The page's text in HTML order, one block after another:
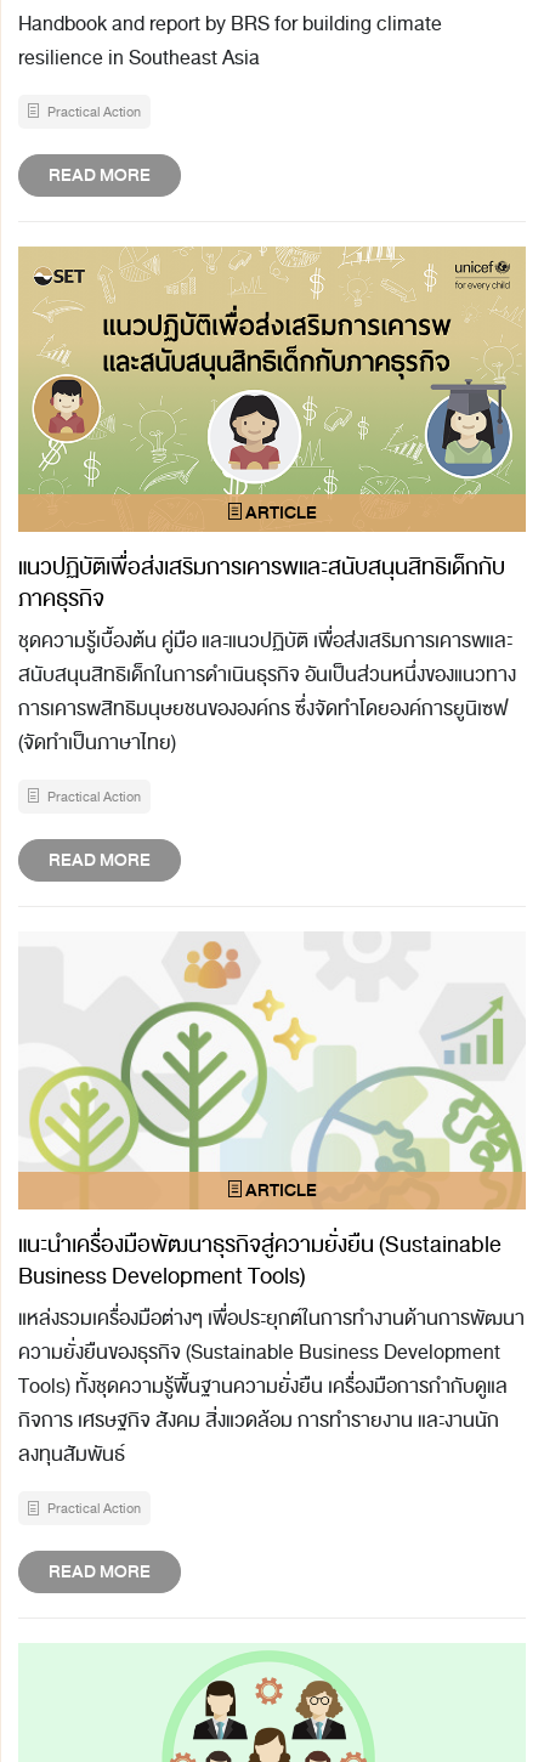
Handbook and report by BRS for building climate
resilience in Southeast Asia
Practical Action
READ MORE
แนวปฏิบัติเพื่อส่งเสริมการเคารพและสนับสนุนสิทธิเด็กกับ
ภาคธุรกิจ
ชุดความรู้เบื้องต้น คู่มือ และแนวปฏิบัติ เพื่อส่งเสริมการเคารพและ
สนับสนุนสิทธิเด็กในการดำเนินธุรกิจ อันเป็นส่วนหนึ่งของแนวทาง
การเคารพสิทธิมนุษยชนขององค์กร ซึ่งจัดทำโดยองค์การยูนิเซฟ
(จัดทำเป็นภาษาไทย)
Practical Action
READ MORE
แนะนำเครื่องมือพัฒนาธุรกิจสู่ความยั่งยืน (Sustainable
Business Development Tools)
แหล่งรวมเครื่องมือต่างๆ เพื่อประยุกต์ในการทำงานด้านการพัฒนา
ความยั่งยืนของธุรกิจ (Sustainable Business Development
Tools) ทั้งชุดความรู้พื้นฐานความยั่งยืน เครื่องมือการกำกับดูแล
กิจการ เศรษฐกิจ สังคม สิ่งแวดล้อม การทำรายงาน และงานนัก
ลงทุนสัมพันธ์
Practical Action
READ MORE